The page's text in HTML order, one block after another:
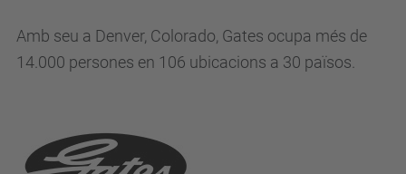
Amb seu a Denver, Colorado, Gates ocupa més de
14.000 persones en 106 ubicacions a 30 països.